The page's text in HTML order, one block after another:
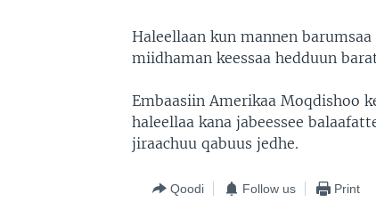
Haleellaan kun mannen
miidhaman keessaa hedduun
Embaasiin Amerikaa Moqdishoo
haleellaa kana jabeessee
jiraachuu qabuus jedhe.
Qoodi Follow us Print